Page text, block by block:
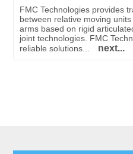
FMC Technologies provides
between relative moving
arms based on rigid
joint technologies. FMC
reliable solutions...
next...